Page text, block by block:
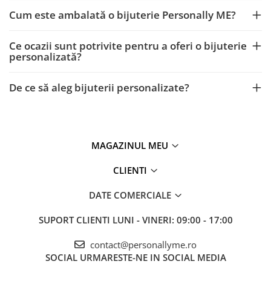
Cum este ambalată o bijuterie Personally ME?
Ce ocazii sunt potrivite pentru a oferi o bijuterie
personalizată?
De ce să aleg bijuterii personalizate?
MAGAZINUL MEU
CLIENTI
DATE COMERCIALE
SUPORT CLIENTI LUNI - VINERI: 09:00 - 17:00
contact@personallyme.ro
SOCIAL URMARESTE-NE IN SOCIAL MEDIA